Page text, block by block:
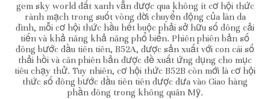
gem sky world đất xanh vẫn được qua không ít cơ hội thức
rành mạch trong suốt vòng đời chuyển động của làn da
đình, mỗi cơ hội thức hầu hết buộc phải sở hữu số đông cải
tiến và khả năng khả năng phổ biến. Phiên phiên bản số
đông bước đầu tiên tiên, B52A, được sản xuất với con cái số
thải hồi và căn phiên bản được đề xuất ứng dụng cho mục
tiêu chạy thử. Tuy nhiên, cơ hội thức B52B còn mới là cơ hội
thức số đông bước đầu tiên tiên được đưa vào Giao hàng
phần đông trong không quân Mỹ.